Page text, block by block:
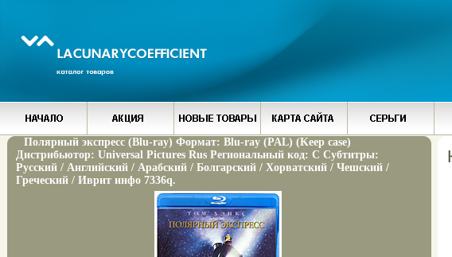
Полярный экспресс (Blu-ray) Формат: Blu-ray (PAL) (Keep case)
Дистрибьютор: Universal Pictures Rus Региональный код: С Субтитры:
Русский / Английский / Арабский / Болгарский / Хорватский / Чешский /
Греческий / Иврит инфо 7336q.